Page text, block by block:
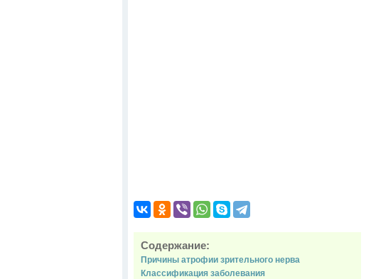
Содержание:
Причины атрофии зрительного нерва
Классификация заболевания